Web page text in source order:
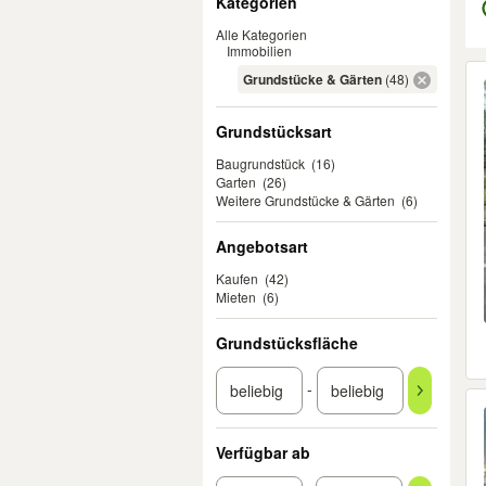
Alle Kategorien
Immobilien
Grundstücke & Gärten (48)
Grundstücksart
Baugrundstück (16)
Garten (26)
Weitere Grundstücke & Gärten (6)
Angebotsart
Kaufen (42)
Mieten (6)
Grundstücksfläche
-
Verfügbar ab